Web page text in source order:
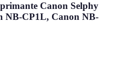
Canon Selphy
NB-CP1L, Canon NB-